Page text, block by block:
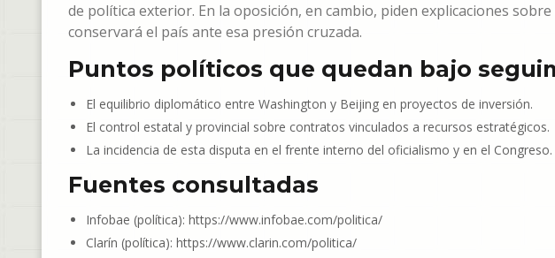
de política exterior. En la oposición, en cambio, piden explicaciones
conservará el país ante esa presión cruzada.
Puntos políticos que quedan bajo
El equilibrio diplomático entre Washington y Beijing en proyectos de inversión.
El control estatal y provincial sobre contratos vinculados a recursos estratégicos.
La incidencia de esta disputa en el frente interno del oficialismo y en el Congreso.
Fuentes consultadas
Infobae (política): https://www.infobae.com/politica/
Clarín (política): https://www.clarin.com/politica/